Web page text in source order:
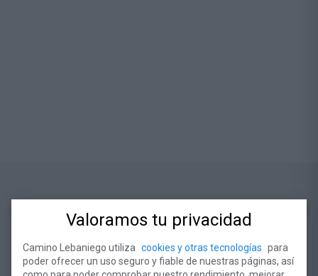
Valoramos tu privacidad
Camino Lebaniego utiliza cookies y otras tecnologías para
poder ofrecer un uso seguro y fiable de nuestras páginas, así